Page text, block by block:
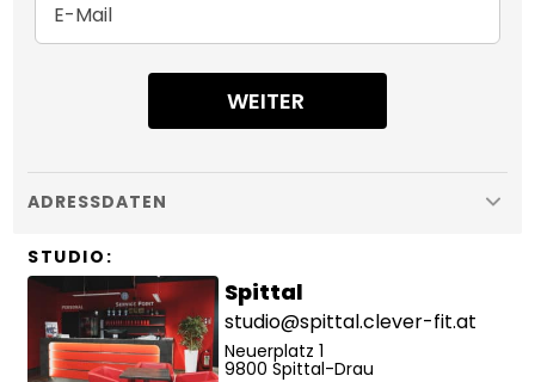
E-Mail
WEITER
ADRESSDATEN
STUDIO :
Spittal
studio@spittal.clever-fit.at
Neuerplatz 1
9800 Spittal-Drau